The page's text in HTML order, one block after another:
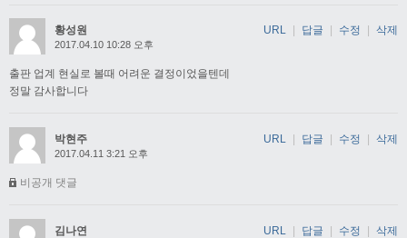
황성원
2017.04.10 10:28 오후
출판 업계 현실로 볼때 어려운 결정이었을텐데
정말 감사합니다
URL 답글 수정 삭제
박현주
2017.04.11 3:21 오후
비공개 댓글
URL | 답글 | 수정 | 삭제
김나연 URL | 답글 | 수정 | 삭제